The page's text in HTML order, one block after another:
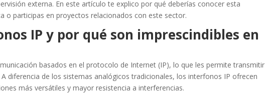
externa. En este artículo te explico por qué deberías conocer esta
o participas en proyectos relacionados con este sector.
IP y por qué son imprescindibles en
basados en el protocolo de Internet (IP), lo que les permite transmitir
diferencia de los sistemas analógicos tradicionales, los interfonos IP ofrecen
más versátiles y mayor resistencia a interferencias.